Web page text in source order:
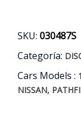
cantidad
SKU: 030487S
Categoría:
Cars Models :
NISSAN,